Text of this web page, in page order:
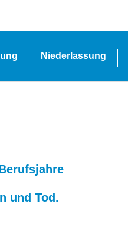
Niederlassung
und Tod.